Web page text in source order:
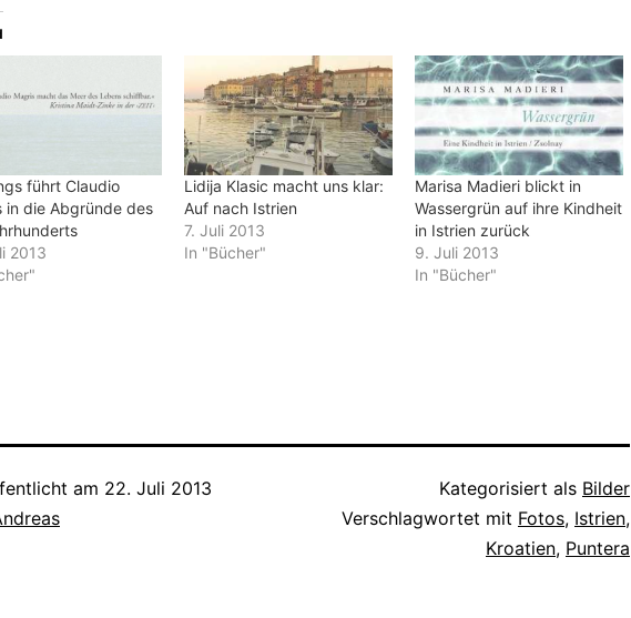
führt Claudio
in die Abgründe des
2013
Lidija Klasic macht uns klar:
Auf nach Istrien
7. Juli 2013
In "Bücher"
Marisa Madieri blickt in
Wassergrün auf ihre Kindheit
in Istrien zurück
9. Juli 2013
In "Bücher"
am 22. Juli 2013
Kategorisiert als Bilder
Verschlagwortet mit Fotos, Istrien,
Kroatien, Puntera